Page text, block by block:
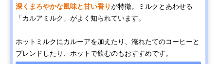
深くまろやかな風味と甘い香りが特徴。ミルクとあわせる
「カルアミルク」がよく知られています。
ホットミルクにカルーアを加えたり、淹れたてのコーヒーと
ブレンドしたり、ホットで飲むのもおすすめです。